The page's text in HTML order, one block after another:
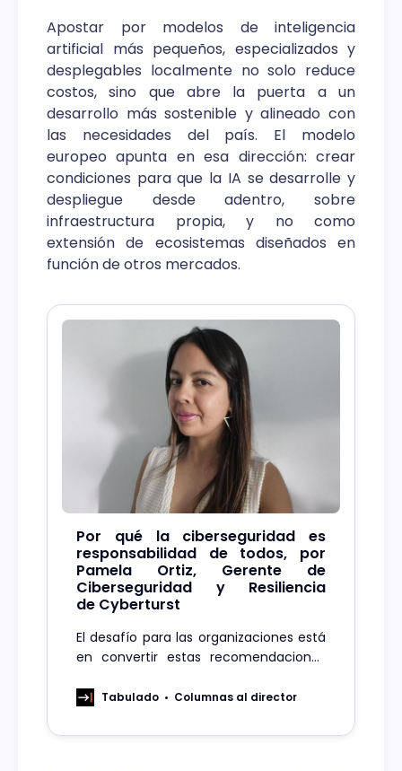
Apostar por modelos de inteligencia
artificial más pequeños, especializados y
desplegables localmente no solo reduce
costos, sino que abre la puerta a un
desarrollo más sostenible y alineado con
las necesidades del país. El modelo
europeo apunta en esa dirección: crear
condiciones para que la IA se desarrolle y
despliegue desde adentro, sobre
infraestructura propia, y no como
extensión de ecosistemas diseñados en
función de otros mercados.
Por qué la ciberseguridad es
responsabilidad de todos, por
Pamela Ortiz, Gerente de
Ciberseguridad y Resiliencia
de Cyberturst
El desafío para las organizaciones está
en convertir estas recomendaciones
implica asignar responsables, definir
evidencia y, sobre todo, mantener la
Tabulado Columnas al director